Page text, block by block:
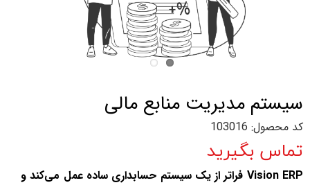
سیستم مدیریت منابع مالی
کد محصول: 103016
تماس بگیرید
Vision ERP فراتر از یک سیستم حسابداری ساده عمل می‌کند و